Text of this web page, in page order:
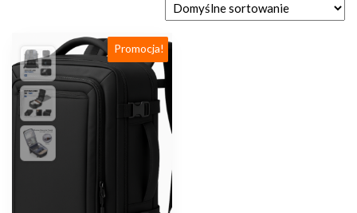
Promocja!